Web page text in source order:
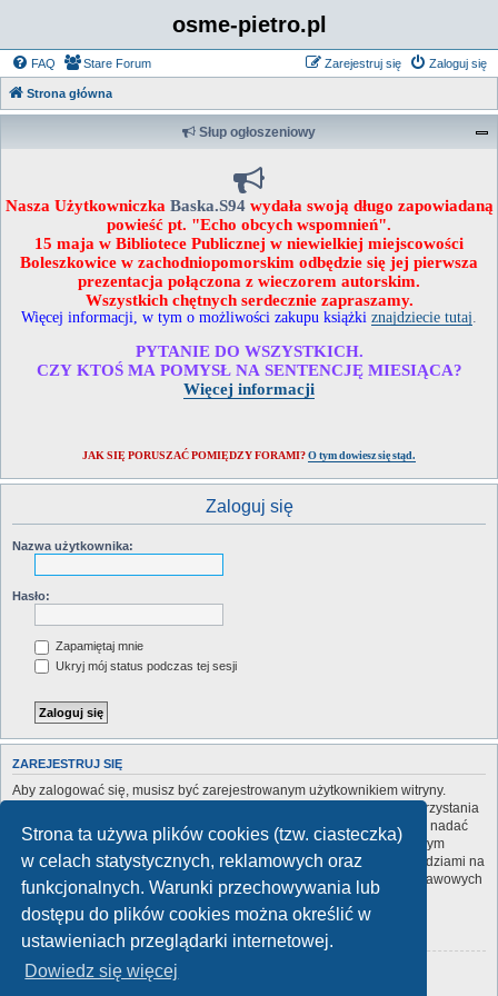
Strona ta używa plików cookies (tzw. ciasteczka)
w celach statystycznych, reklamowych oraz
funkcjonalnych. Warunki przechowywania lub
dostępu do plików cookies można określić w
ustawieniach przeglądarki internetowej.
Dowiedz się więcej
osme-pietro.pl
FAQ Zaloguj się
Zarejestruj się
Stare Forum
Strona główna
Słup ogłoszeniowy
Nasza Użytkowniczka Baska.S94 wydała swoją długo zapowiadaną
powieść pt. "Echo obcych wspomnień".
15 maja w Bibliotece Publicznej w niewielkiej miejscowości
Boleszkowice w zachodniopomorskim odbędzie się jej pierwsza
prezentacja połączona z wieczorem autorskim.
Wszystkich chętnych serdecznie zapraszamy.
Więcej informacji, w tym o możliwości zakupu książki znajdziecie tutaj
PYTANIE DO WSZYSTKICH.
CZY KTOŚ MA POMYSŁ NA SENTENCJĘ MIESIĄCA?
Więcej informacji
JAK SIĘ PORUSZAĆ POMIĘDZY FORAMI? O tym dowiesz się stąd.
Zaloguj się
Nazwa użytkownika:
Hasło:
Zapamiętaj mnie
Ukryj mój status podczas tej sesji
ZAREJESTRUJ SIĘ
Aby zalogować się, musisz być zarejestrowanym użytkownikiem witryny.
Rejestracja zajmuje tylko chwilę, a znacznie zwiększa możliwości korzystania
z witryny. Administrator witryny może zarejestrowanym użytkownikom nadać
wiele dodatkowych uprawnień. Przed rejestracją zapoznaj się z naszym
regulaminem, zasadami ochrony danych osobowych oraz z odpowiedziami na
często zadawane pytania (FAQ), gdzie jest wyjaśnionych wiele podstawowych
zagadnień dotyczących funkcjonowania witryny.
Regulamin
Zasady ochrony danych osobowych
Zarejestruj się